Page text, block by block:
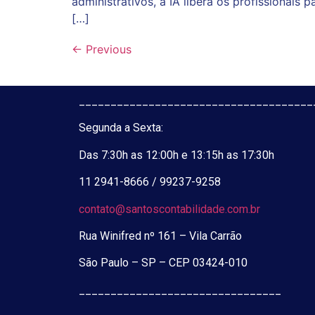
[…]
← Previous
Segunda a Sexta:
Das 7:30h as 12:00h e 13:15h as 17:30h
11 2941-8666 / 99237-9258
contato@santoscontabilidade.com.br
Rua Winifred nº 161 – Vila Carrão
São Paulo – SP – CEP 03424-010